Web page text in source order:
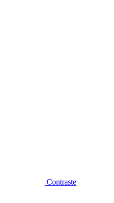
Contraste